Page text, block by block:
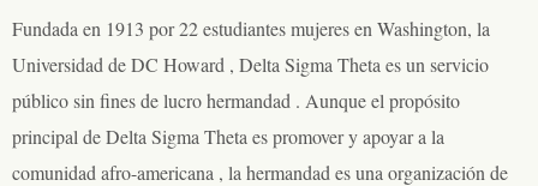
Fundada en 1913 por 22 estudiantes mujeres en Washington, la
Universidad de DC Howard , Delta Sigma Theta es un servicio
público sin fines de lucro hermandad . Aunque el propósito
principal de Delta Sigma Theta es promover y apoyar a la
comunidad afro-americana , la hermandad es una organización de